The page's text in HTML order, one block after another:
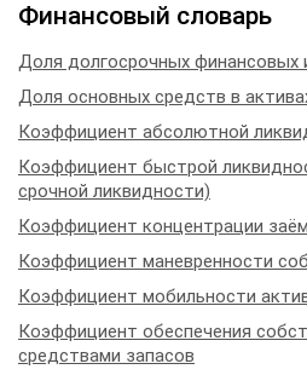
Финансовый словарь
Доля долгосрочных финансовых
Доля основных средств в
Коэффициент абсолютной
Коэффициент быстрой
срочной ликвидности)
Коэффициент концентрации
Коэффициент маневренности
Коэффициент мобильности
Коэффициент обеспечения
средствами запасов